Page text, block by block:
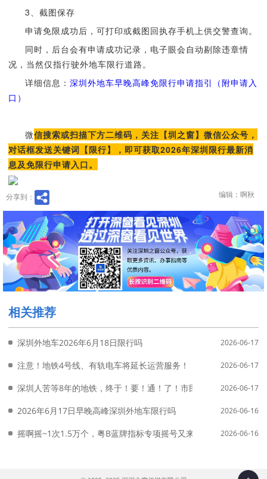
3、截图保存
申请免限成功后，可打印或截图回执存手机上供交警查询。
同时，后台会有申请成功记录，电子眼会自动剔除违章情
况，当然仅指行驶外地车限行道路。
详细信息： 深圳外地车早晚高峰免限行申请指引（附申请入
口）
微信搜索或扫描下方二维码，关注【圳之窗】微信公众号，
对话框发送关键词【限行】，即可获取2026年深圳限行最新消
息及免限行申请入口。
分享到： 编辑：啊秋
相关推荐
深圳外地车2026年6月18日限行吗 2026-06-17
注意！地铁4号线、有轨电车将延长运营服务！ 2026-06-17
深圳人苦等8年的地铁，终于！要！通！了！市民激动喊话：要坐头
2026-06-17
2026年6月17日早晚高峰深圳外地车限行吗 2026-06-16
摇啊摇~1次1.5万个，粤B蓝牌指标专项摇号又来啦！ 2026-06-16